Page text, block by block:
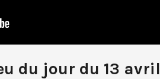
du jour du 13 avril